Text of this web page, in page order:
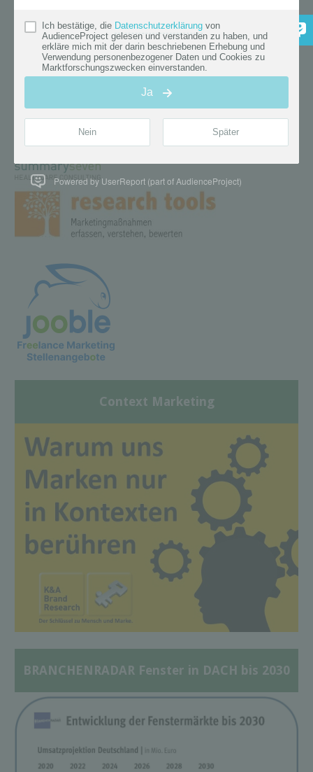
Context Marketing
BRANCHENRADAR Fenster in DACH bis 2030
Powered by UserReport (part of AudienceProject)